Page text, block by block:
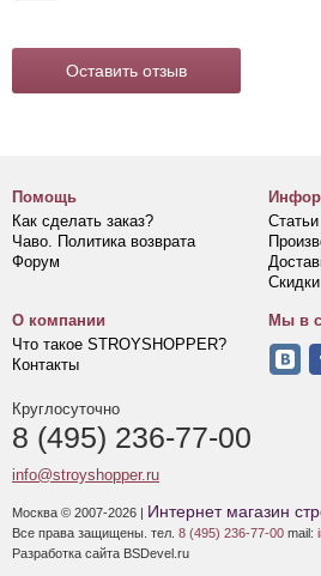
Оставить отзыв
Помощь
Как сделать заказ?
Чаво. Политика возврата
Форум
Статьи
Скидки
О компании
Что такое STROYSHOPPER?
Контакты
Мы в
Круглосуточно
8 (495) 236-77-00
info@stroyshopper.ru
Москва © 2007-2026 | Интернет магазин
Все права защищены. тел. 8 (495) 236-77-00 mail:
Разработка сайта BSDevel.ru